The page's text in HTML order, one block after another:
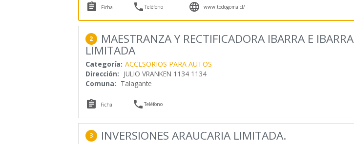
 Ficha Teléfono  www.todogoma.cl/
2 MAESTRANZA Y RECTIFICADORA IBARRA E IBARRA
LIMITADA
Categoría: ACCESORIOS PARA AUTOS
Dirección: JULIO VRANKEN 1134 1134
Comuna: Talagante
 Ficha Teléfono
3 INVERSIONES ARAUCARIA LIMITADA.